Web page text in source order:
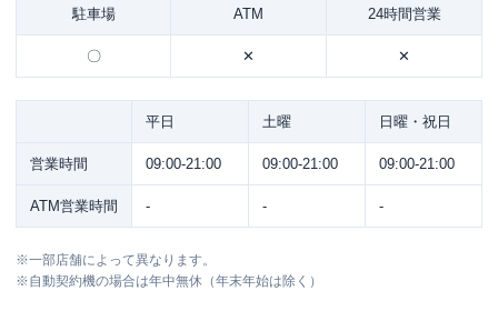
駐車場 ATM 24時間営業
〇 ✕ ✕
平日 土曜 日曜・祝日
営業時間 09:00-21:00 09:00-21:00 09:00-21:00
ATM営業時間 - - -
※一部店舗によって異なります。
※自動契約機の場合は年中無休（年末年始は除く）